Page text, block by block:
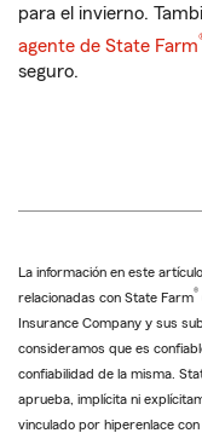
para el invierno.
agente de State Farm
seguro.
La información en este
relacionadas con State Farm®
Insurance Company y sus
consideramos que es
confiabilidad de la misma.
aprueba, implícita ni
vinculado por hiperenlace